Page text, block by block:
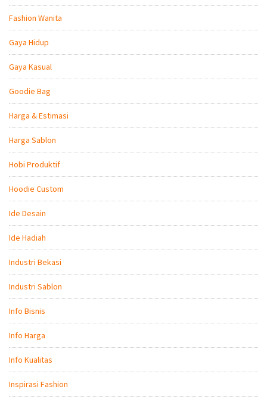
Fashion Wanita
Gaya Hidup
Gaya Kasual
Goodie Bag
Harga & Estimasi
Harga Sablon
Hobi Produktif
Hoodie Custom
Ide Desain
Ide Hadiah
Industri Bekasi
Industri Sablon
Info Bisnis
Info Harga
Info Kualitas
Inspirasi Fashion